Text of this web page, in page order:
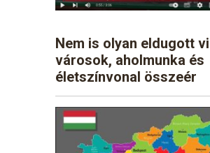
Nem is olyan eldugott
városok, aholmunka és
életszínvonal összeér